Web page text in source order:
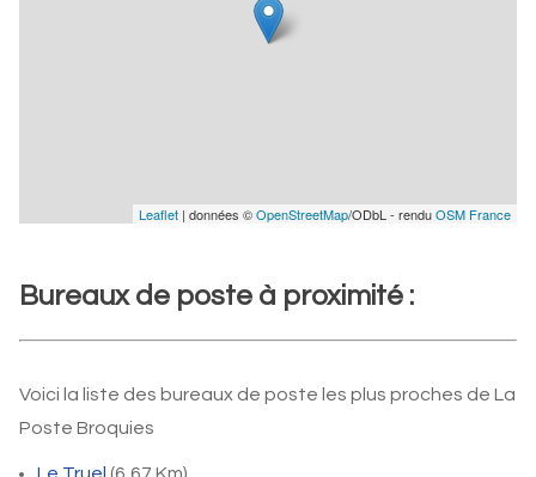
Leaflet | données ©OpenStreetMap/ODbL - renduOSM France
Bureaux de poste à proximité :
Voici la liste des bureaux de poste les plus proches de La
Poste Broquies